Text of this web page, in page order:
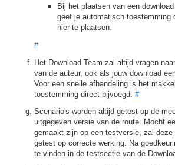
Bij het plaatsen van een
geef je automatisch toestemming
hier te plaatsen.
#
Het Download Team zal altijd vragen
van de auteur, ook als jouw download
Voor een snelle afhandeling is het
toestemming direct bijvoegd. #
Scenario's worden altijd getest op de
uitgegeven versie van de route. Mocht
gemaakt zijn op een testversie, zal deze
getest op correcte werking. Na
te vinden in de testsectie van de